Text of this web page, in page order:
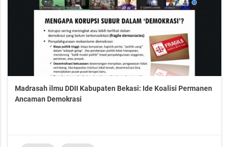
Madrasah ilmu DDII Kabupaten Bekasi: Ide Koalisi Permanen
Ancaman Demokrasi